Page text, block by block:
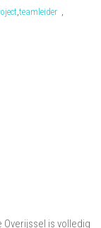
,teamleider ,
is volledig